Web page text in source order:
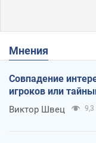
Мнения
Совпадение
игроков или
Виктор Швец 9,3